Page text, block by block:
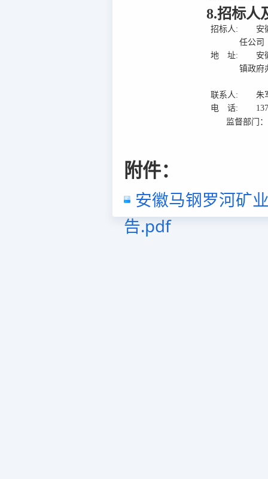
8.招标人
招标人:
安
任公司
地 址:
安
镇政府
联系人:
朱
电 话:
监督部门
附件：
安徽马钢罗河矿
告.pdf